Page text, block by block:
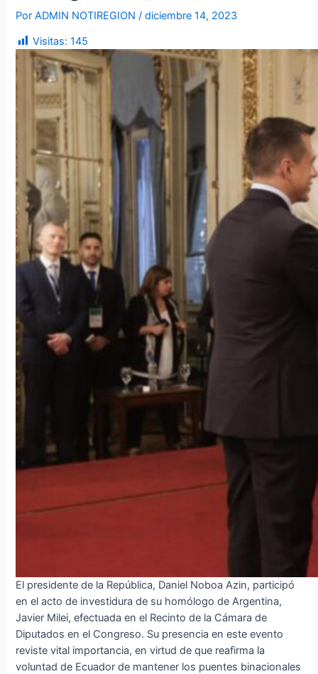
PorADMIN NOTIREGION/diciembre 14, 2023
Visitas: 145
El presidente de la República, Daniel Noboa Azin, participó
en el acto de investidura de su homólogo de Argentina,
Javier Milei, efectuada en el Recinto de la Cámara de
Diputados en el Congreso. Su presencia en este evento
reviste vital importancia, en virtud de que reafirma la
voluntad de Ecuador de mantener los puentes binacionales